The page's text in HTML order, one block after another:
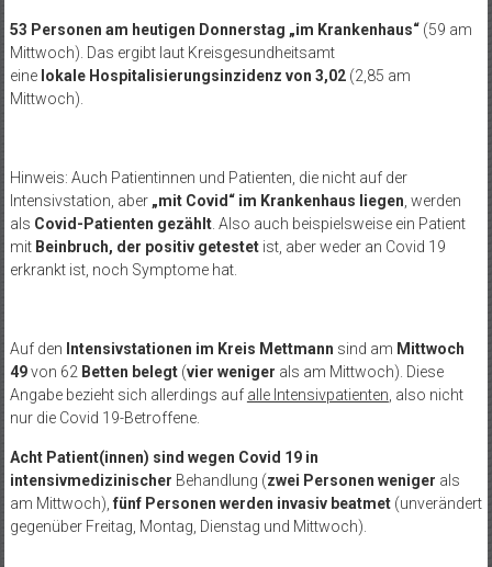
53 Personen am heutigen Donnerstag „im Krankenhaus“ (59 am
Mittwoch). Das ergibt laut Kreisgesundheitsamt
eine lokale Hospitalisierungsinzidenz von 3,02 (2,85 am
Mittwoch).
Hinweis: Auch Patientinnen und Patienten, die nicht auf der
Intensivstation, aber „mit Covid“ im Krankenhaus liegen , werden
als Covid-Patienten gezählt. Also auch beispielsweise ein Patient
mit Beinbruch, der positiv getestetist, aber weder an Covid 19
erkrankt ist, noch Symptome hat.
Auf den Intensivstationen im Kreis Mettmann sind am Mittwoch
49von 62 Betten belegt(vier weniger als am Mittwoch). Diese
Angabe bezieht sich allerdings auf alle Intensivpatienten , also nicht
nur die Covid 19-Betroffene.
Acht Patient(innen) sind wegen Covid 19 in
intensivmedizinischer Behandlung (zwei Personen weniger als
am Mittwoch), fünf Personen werden invasiv beatmet (unverändert
gegenüber Freitag, Montag, Dienstag und Mittwoch).